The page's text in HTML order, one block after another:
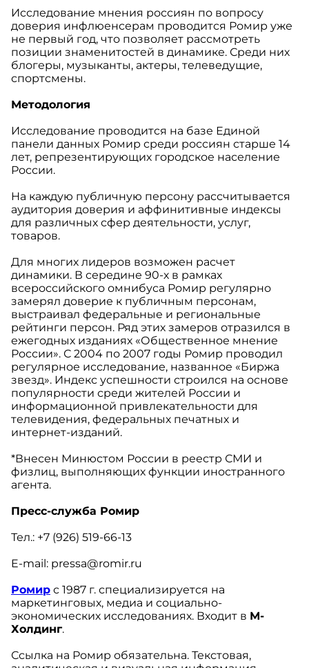
Исследование мнения россиян по вопросу
доверия инфлюенсерам проводится Ромир уже
не первый год, что позволяет рассмотреть
позиции знаменитостей в динамике. Среди них
блогеры, музыканты, актеры, телеведущие,
спортсмены.
Методология
Исследование проводится на базе Единой
панели данных Ромир среди россиян старше 14
лет, репрезентирующих городское население
России.
На каждую публичную персону рассчитывается
аудитория доверия и аффинитивные индексы
для различных сфер деятельности, услуг,
товаров.
Для многих лидеров возможен расчет
динамики. В середине 90-х в рамках
всероссийского омнибуса Ромир регулярно
замерял доверие к публичным персонам,
выстраивал федеральные и региональные
рейтинги персон. Ряд этих замеров отразился в
ежегодных изданиях «Общественное мнение
России». С 2004 по 2007 годы Ромир проводил
регулярное исследование, названное «Биржа
звезд». Индекс успешности строился на основе
популярности среди жителей России и
информационной привлекательности для
телевидения, федеральных печатных и
интернет-изданий.
*Внесен Минюстом России в реестр СМИ и
физлиц, выполняющих функции иностранного
агента.
Пресс-служба Ромир
Тел.: +7 (926) 519-66-13
E-mail: pressa@romir.ru
Ромир с 1987 г. специализируется на
маркетинговых, медиа и социально-
экономических исследованиях. Входит в М-
Холдинг.
Ссылка на Ромир обязательна. Текстовая,